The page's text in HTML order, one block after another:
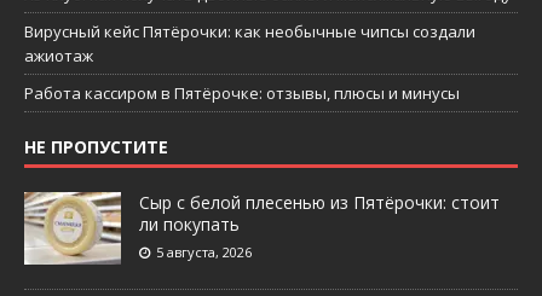
Вирусный кейс Пятёрочки: как необычные чипсы создали
ажиотаж
Работа кассиром в Пятёрочке: отзывы, плюсы и минусы
НЕ ПРОПУСТИТЕ
Сыр с белой плесенью из Пятёрочки: стоит
ли покупать
5 августа, 2026